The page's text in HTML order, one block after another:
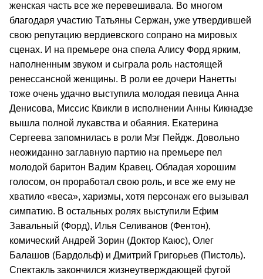
женская часть все же перевешивала. Во многом
благодаря участию Татьяны Сержан, уже утвердившей
свою репутацию вердиевского сопрано на мировых
сценах. И на премьере она спела Алису Форд ярким,
наполненным звуком и сыграла роль настоящей
ренессансной женщины. В роли ее дочери Нанетты
тоже очень удачно выступила молодая певица Анна
Денисова, Миссис Квикли в исполнении Анны Кикнадзе
вышла полной лукавства и обаяния. Екатерина
Сергеева запомнилась в роли Мэг Пейдж. Довольно
неожиданно заглавную партию на премьере пел
молодой баритон Вадим Кравец. Обладая хорошим
голосом, он проработал свою роль, и все же ему не
хватило «веса», харизмы, хотя персонаж его вызывал
симпатию. В остальных ролях выступили Ефим
Завальный (Форд), Илья Селиванов (Фентон),
комический Андрей Зорин (Доктор Каюс), Олег
Балашов (Бардольф) и Дмитрий Григорьев (Пистоль).
Спектакль закончился жизнеутверждающей фугой